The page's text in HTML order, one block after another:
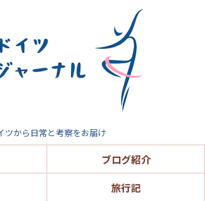
ツから日常と考察をお届け
ブログ紹介
旅行記